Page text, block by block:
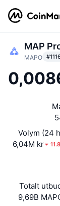
MAP
MAPO
Volym (24
6,04M kr
Totalt
9,69B